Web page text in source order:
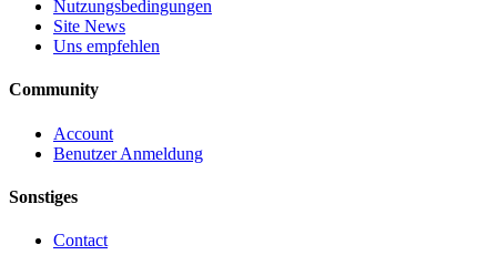
Nutzungsbedingungen
Site News
Uns empfehlen
Community
Account
Benutzer Anmeldung
Sonstiges
Contact